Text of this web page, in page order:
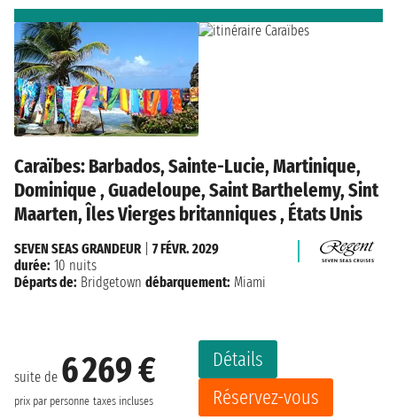
Caraïbes: Barbados, Sainte-Lucie, Martinique,
Dominique , Guadeloupe, Saint Barthelemy, Sint
Maarten, Îles Vierges britanniques , États Unis
suite de 6 269 €
prix par personne taxes incluses
Détails
Réservez-vous
SEVEN SEAS GRANDEUR| 7 FÉVR. 2029
durée: 10 nuits
Départs de: Bridgetown débarquement: Miami